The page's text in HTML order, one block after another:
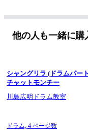
他の人も一緒に購
シャングリラ (ドラムパー
チャットモンチー
川島広明ドラム教室
ドラム, 4 ページ数